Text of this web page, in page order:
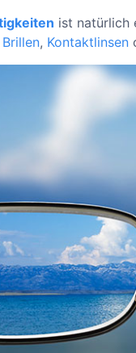
ist natürlich
Brillen, Kontaktlinsen